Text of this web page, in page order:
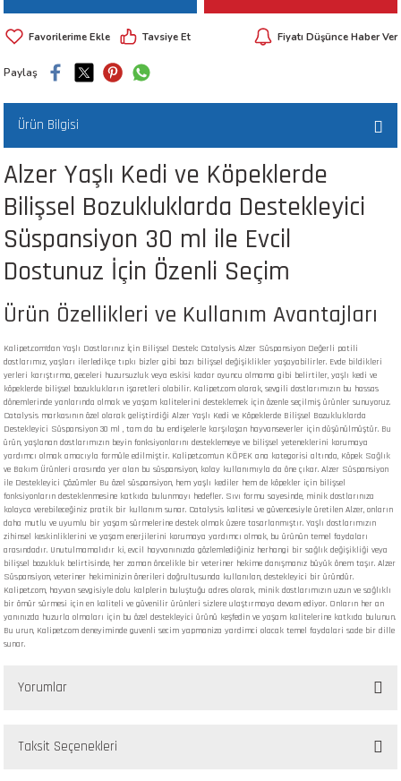
Ürünleri Tavsiye Et Fiyatı Düşünce Haber Ver
Paylaş
Ürün Bilgisi
Alzer Yaşlı Kedi ve Köpeklerde
Bilişsel Bozukluklarda Destekleyici
Süspansiyon 30 ml ile Evcil
Dostunuz İçin Özenli Seçim
Ürün Özellikleri ve Kullanım Avantajları
Kalipet.com'dan Yaşlı Dostlarınız İçin Bilişsel Destek: Catalysis Alzer Süspansiyon Değerli patili
dostlarımız, yaşları ilerledikçe tıpkı bizler gibi bazı bilişsel değişiklikler yaşayabilirler. Evde bildikleri
yerleri karıştırma, geceleri huzursuzluk veya eskisi kadar oyuncu olmama gibi belirtiler, yaşlı kedi ve
köpeklerde bilişsel bozuklukların işaretleri olabilir. Kalipet.com olarak, sevgili dostlarımızın bu hassas
dönemlerinde yanlarında olmak ve yaşam kalitelerini desteklemek için özenle seçilmiş ürünler sunuyoruz.
Catalysis markasının özel olarak geliştirdiği Alzer Yaşlı Kedi ve Köpeklerde Bilişsel Bozukluklarda
Destekleyici Süspansiyon 30 ml , tam da bu endişelerle karşılaşan hayvanseverler için düşünülmüştür. Bu
ürün, yaşlanan dostlarımızın beyin fonksiyonlarını desteklemeye ve bilişsel yeteneklerini korumaya
yardımcı olmak amacıyla formüle edilmiştir. Kalipet.com'un KÖPEK ana kategorisi altında, Köpek Sağlık
ve Bakım Ürünleri arasında yer alan bu süspansiyon, kolay kullanımıyla da öne çıkar. Alzer Süspansiyon
ile Destekleyici Çözümler Bu özel süspansiyon, hem yaşlı kediler hem de köpekler için bilişsel
fonksiyonların desteklenmesine katkıda bulunmayı hedefler. Sıvı formu sayesinde, minik dostlarınıza
kolayca verebileceğiniz pratik bir kullanım sunar. Catalysis kalitesi ve güvencesiyle üretilen Alzer, onların
daha mutlu ve uyumlu bir yaşam sürmelerine destek olmak üzere tasarlanmıştır. Yaşlı dostlarımızın
zihinsel keskinliklerini ve yaşam enerjilerini korumaya yardımcı olmak, bu ürünün temel faydaları
arasındadır. Unutulmamalıdır ki, evcil hayvanınızda gözlemlediğiniz herhangi bir sağlık değişikliği veya
bilişsel bozukluk belirtisinde, her zaman öncelikle bir veteriner hekime danışmanız büyük önem taşır. Alzer
Süspansiyon, veteriner hekiminizin önerileri doğrultusunda kullanılan, destekleyici bir üründür.
Kalipet.com, hayvan sevgisiyle dolu kalplerin buluştuğu adres olarak, minik dostlarımızın uzun ve sağlıklı
bir ömür sürmesi için en kaliteli ve güvenilir ürünleri sizlere ulaştırmaya devam ediyor. Onların her an
yanınızda huzurla olmaları için bu özel destekleyici ürünü keşfedin ve yaşam kalitelerine katkıda bulunun.
Bu urun, Kalipet.com deneyiminde guvenli secim yapmaniza yardimci olacak temel faydalari sade bir dille
sunar.
Yorumlar
Taksit Seçenekleri